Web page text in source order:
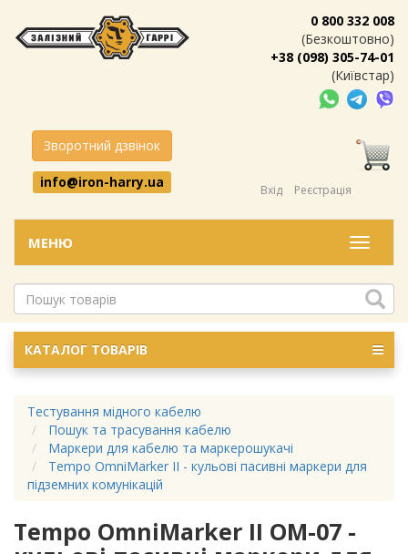
0 800 332 008
(Безкоштовно)
+38 (098) 305-74-01
(Київстар)
Зворотний дзвінок
info@iron-harry.ua
Вхід Реєстрація
Меню
МЕНЮ
КАТАЛОГ ТОВАРІВ
Тестування мідного кабелю
Пошук та трасування кабелю
Маркери для кабелю та маркерошукачі
Tempo OmniMarker II - кульові пасивні маркери для
підземних комунікацій
Tempo OmniMarker II OM-07 -